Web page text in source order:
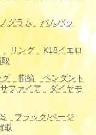
グラム バムバッ
リング K18イエロ
指輪 ペンダント
ファイア ダイヤモ
ブラック/ベージ
取